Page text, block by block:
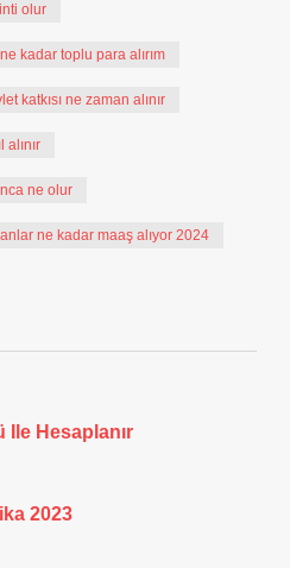
olur
kadar toplu para alırım
katkısı ne zaman alınır
alınır
ne olur
ne kadar maaş alıyor 2024
Ile Hesaplanır
2023